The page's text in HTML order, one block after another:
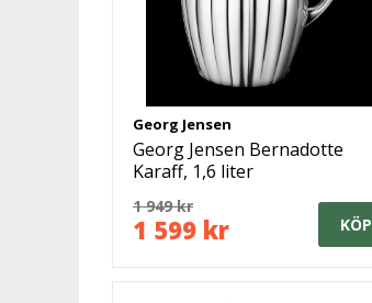
Georg Jensen
Georg Jensen Bernadotte
Karaff, 1,6 liter
1 949 kr
1 599 kr KÖP